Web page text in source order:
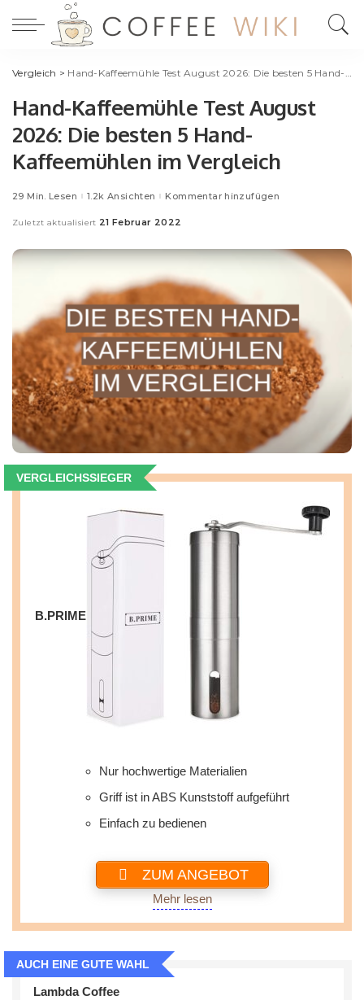
Vergleich > Hand-Kaffeemühle Test August 2026: Die besten 5 Hand-Kaffeemühlen im Vergleich
Hand-Kaffeemühle Test August
2026: Die besten 5 Hand-
Kaffeemühlen im Vergleich
29 Min. Lesen 1.2k Ansichten Kommentar hinzufügen
Zuletzt aktualisiert 21 Februar 2022
VERGLEICHSSIEGER
B.PRIME
Nur hochwertige Materialien
Griff ist in ABS Kunststoff aufgeführt
Einfach zu bedienen
ZUM ANGEBOT
Mehr lesen
AUCH EINE GUTE WAHL
Lambda Coffee